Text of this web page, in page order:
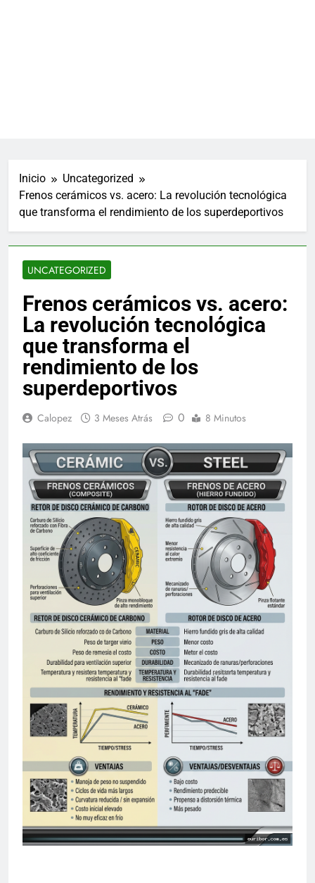
Inicio
Uncategorized
Frenos cerámicos vs. acero: La revolución tecnológica
que transforma el rendimiento de los superdeportivos
UNCATEGORIZED
Frenos cerámicos vs. acero:
La revolución tecnológica
que transforma el
rendimiento de los
superdeportivos
Calopez 3 Meses Atrás 0 8 Minutos